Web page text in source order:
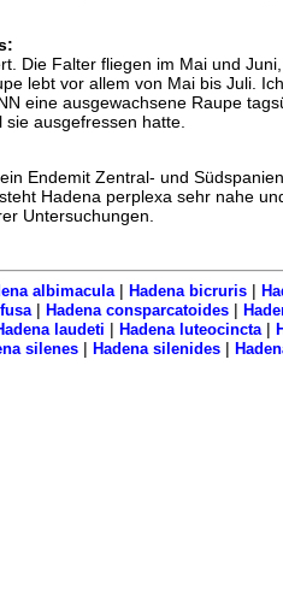
Die Falter fliegen im Mai und
lebt vor allem von Mai bis Juli.
eine ausgewachsene Raupe
ausgefressen hatte.
Endemit Zentral- und
Hadena perplexa sehr nahe
Untersuchungen.
albimacula| Hadena bicruris|
| Hadena consparcatoides|
laudeti | Hadena luteocincta|
silenes| Hadena silenides|